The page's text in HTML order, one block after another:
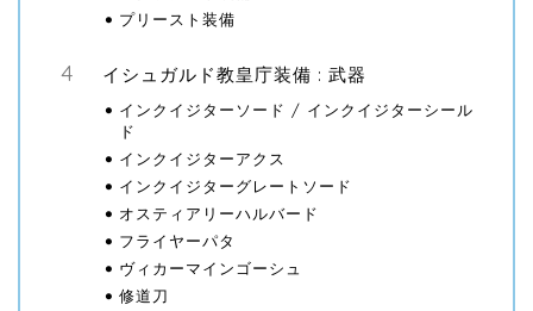
プリースト装備
イシュガルド教皇庁装備 : 武器
インクイジターソード / インクイジターシール
ド
インクイジターアクス
インクイジターグレートソード
オスティアリーハルバード
フライヤーパタ
ヴィカーマインゴーシュ
修道刀